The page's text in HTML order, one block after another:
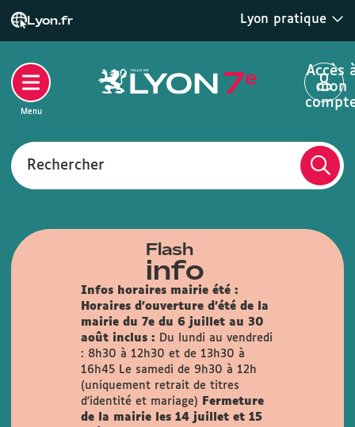
Lyon.fr Lyon pratique
Rechercher
Accès
mon
Menu
Flash
info
Infos horaires mairie été :
Horaires d'ouverture d'été de la
mairie du 7e du 6 juillet au 30
août inclus :
Du lundi au vendredi
: 8h30 à 12h30 et de 13h30 à
16h45
Le samedi de 9h30 à 12h
(uniquement retrait de titres
d'identité et mariage)
Fermeture
de la mairie les 14 juillet et 15